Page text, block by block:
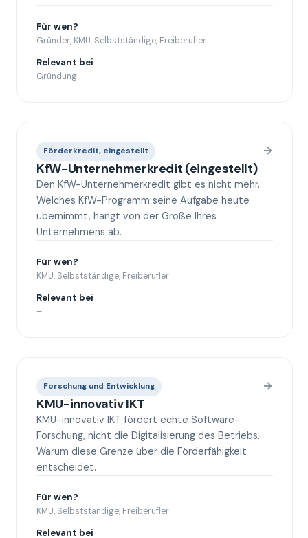
Für wen?
Gründer, KMU, Selbstständige, Freiberufler
Relevant bei
Gründung
Förderkredit, eingestellt →
KfW-Unternehmerkredit (eingestellt)
Den KfW-Unternehmerkredit gibt es nicht mehr.
Welches KfW-Programm seine Aufgabe heute
übernimmt, hängt von der Größe Ihres
Unternehmens ab.
Für wen?
KMU, Selbstständige, Freiberufler
Relevant bei
–
Forschung und Entwicklung →
KMU-innovativ IKT
KMU-innovativ IKT fördert echte Software-
Forschung, nicht die Digitalisierung des Betriebs.
Warum diese Grenze über die Förderfähigkeit
entscheidet.
Für wen?
KMU, Selbstständige, Freiberufler
Relevant bei